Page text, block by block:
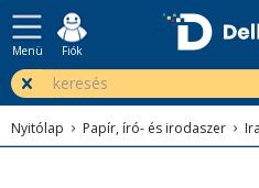
Menü Fiók
Nyitólap Papír, író- és irodaszer